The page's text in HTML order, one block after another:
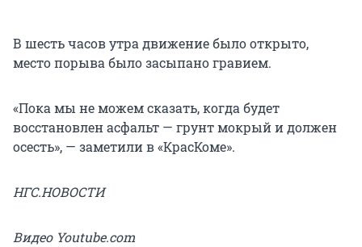
В шесть часов утра движение было открыто,
место порыва было засыпано гравием.
«Пока мы не можем сказать, когда будет
восстановлен асфальт — грунт мокрый и должен
осесть», — заметили в «КрасКоме».
НГС.НОВОСТИ
Видео Youtube.com